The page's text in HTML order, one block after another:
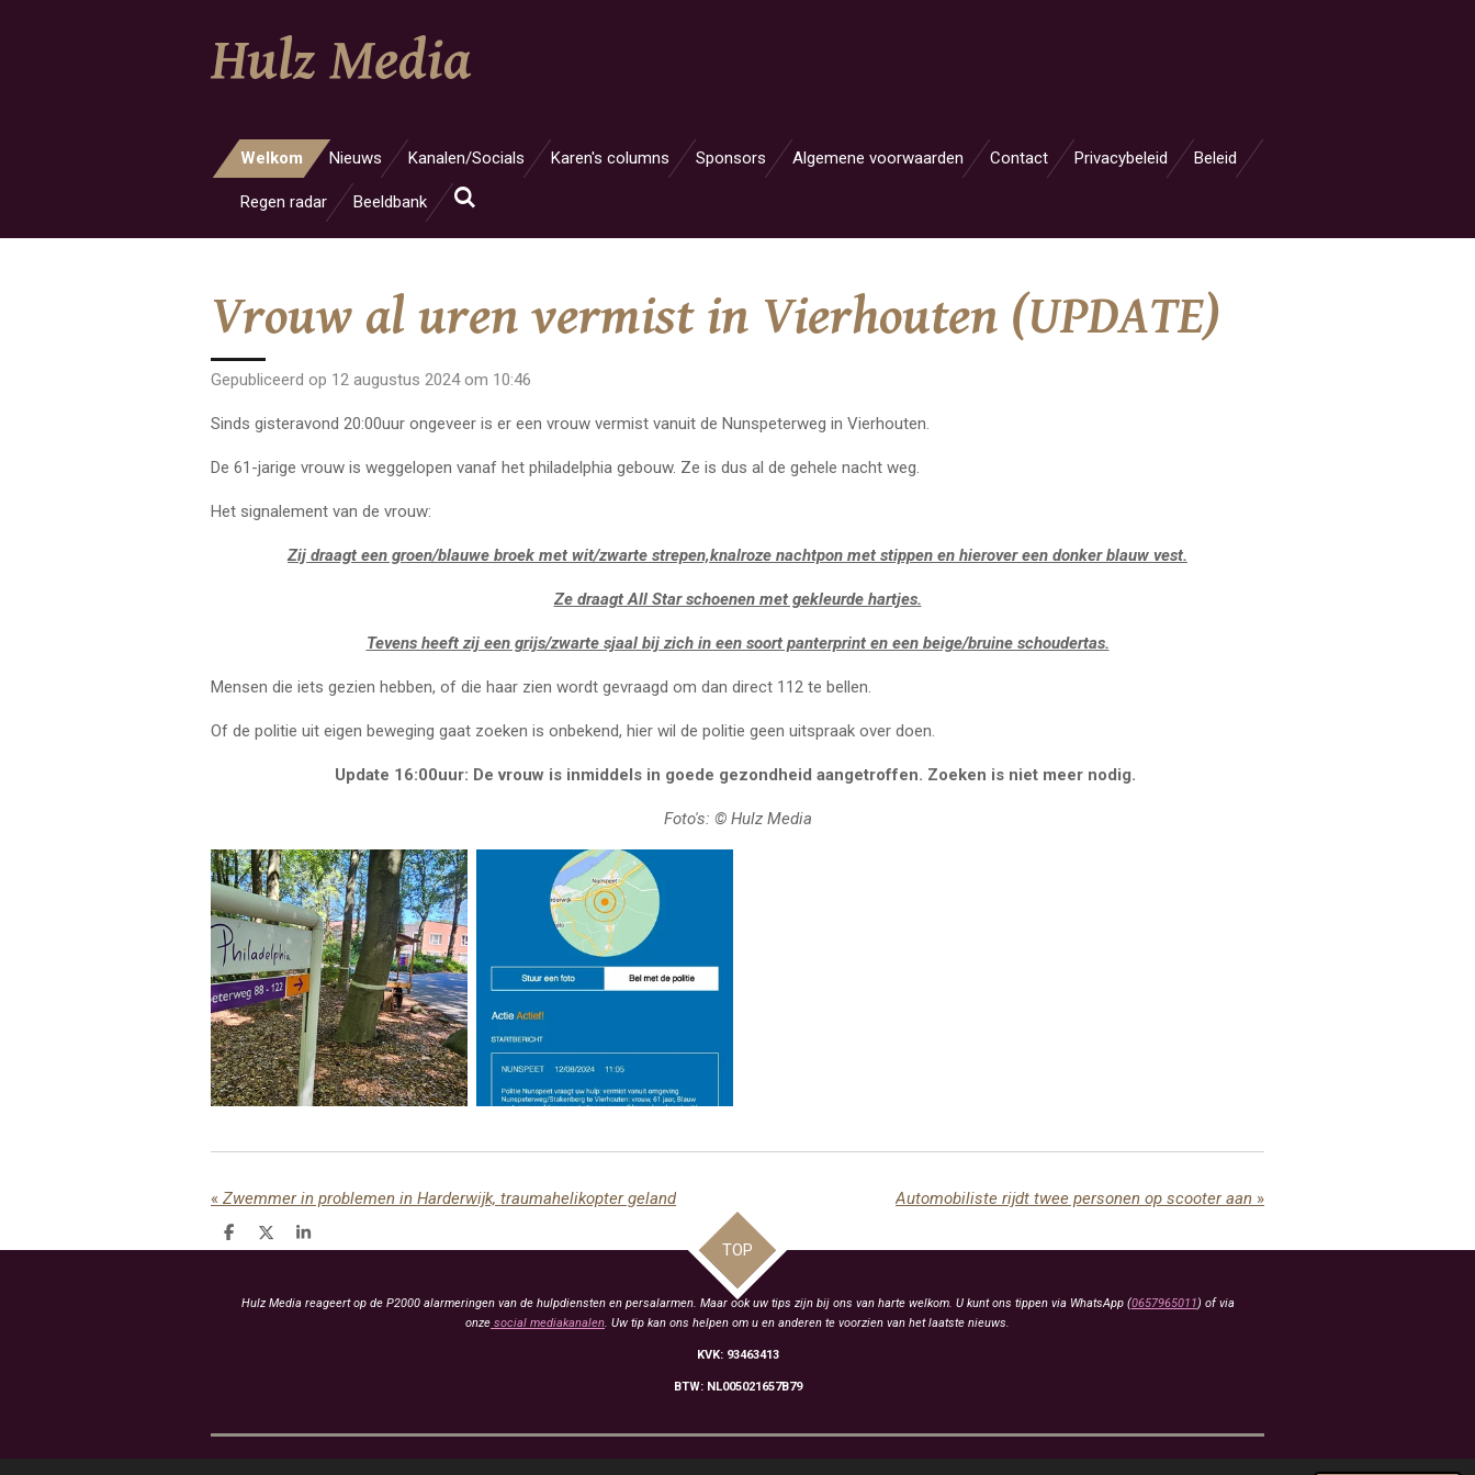
Hulz Media
Welkom Nieuws Kanalen/Socials Karen's columns Sponsors Algemene voorwaarden Contact Privacybeleid Beleid
Regen radar Beeldbank
Vrouw al uren vermist in Vierhouten (UPDATE)
Gepubliceerd op 12 augustus 2024 om 10:46
Sinds gisteravond 20:00uur ongeveer is er een vrouw vermist vanuit de Nunspeterweg in Vierhouten.
De 61-jarige vrouw is weggelopen vanaf het philadelphia gebouw. Ze is dus al de gehele nacht weg.
Het signalement van de vrouw:
Zij draagt een groen/blauwe broek met wit/zwarte strepen,knalroze nachtpon met stippen en hierover een donker blauw vest.
Ze draagt All Star schoenen met gekleurde hartjes.
Tevens heeft zij een grijs/zwarte sjaal bij zich in een soort panterprint en een beige/bruine schoudertas.
Mensen die iets gezien hebben, of die haar zien wordt gevraagd om dan direct 112 te bellen.
Of de politie uit eigen beweging gaat zoeken is onbekend, hier wil de politie geen uitspraak over doen.
Update 16:00uur: De vrouw is inmiddels in goede gezondheid aangetroffen. Zoeken is niet meer nodig.
Foto's: © Hulz Media
« Zwemmer in problemen in Harderwijk, traumahelikopter geland Automobiliste rijdt twee personen op scooter aan »
D
e
D
e
S
h
e
TOP
Hulz Media reageert op de P2000 alarmeringen van de hulpdiensten en persalarmen. Maar ook uw tips zijn bij ons van harte welkom. U kunt ons tippen via WhatsApp (0657965011) of via
onze social mediakanalen. Uw tip kan ons helpen om u en anderen te voorzien van het laatste nieuws.
KVK: 93463413
BTW: NL005021657B79